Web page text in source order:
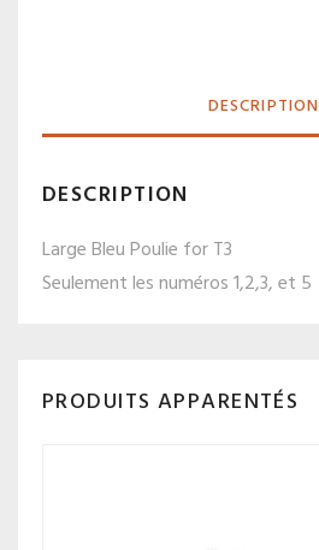
DESCRIPTION
DESCRIPTION
Large Bleu Poulie for T3
Seulement les numéros 1,2,3, et 5
PRODUITS APPARENTÉS